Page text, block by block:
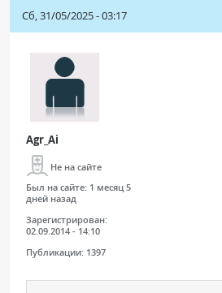
Сб, 31/05/2025 - 03:17
Agr_Ai
Не на сайте
Был на сайте: 1 месяц 5
дней назад
Зарегистрирован:
02.09.2014 - 14:10
Публикации: 1397